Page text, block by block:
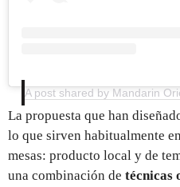
La propuesta que han
lo que sirven habitualmente
mesas: producto local y de
una combinación de técnicas